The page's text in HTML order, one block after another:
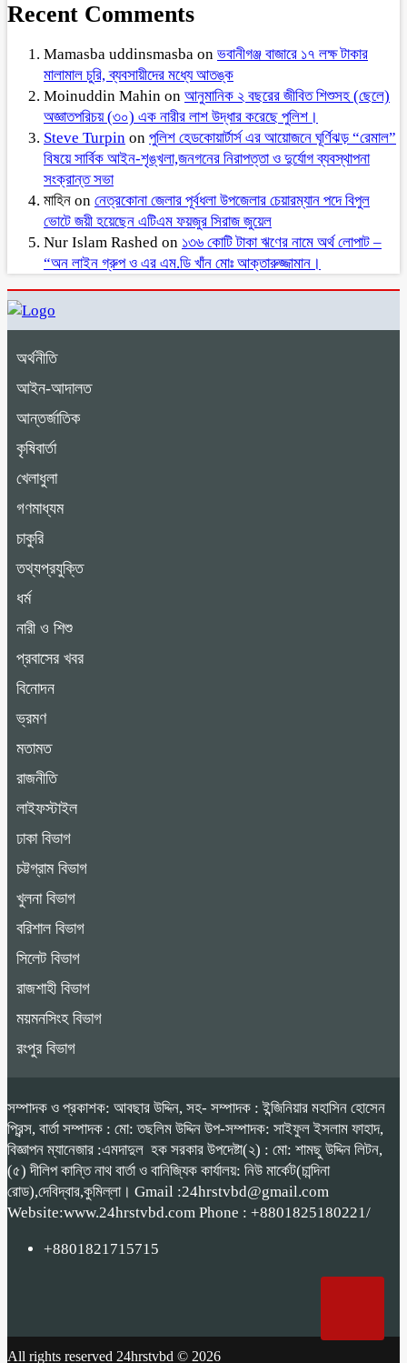
Recent Comments
Mamasba uddinsmasba on ভবানীগঞ্জ বাজারে ১৭ লক্ষ টাকার
মালামাল চুরি, ব্যবসায়ীদের মধ্যে আতঙ্ক
Moinuddin Mahin on আনুমানিক ২ বছরের জীবিত শিশুসহ (ছেলে)
অজ্ঞাতপরিচয় (৩০) এক নারীর লাশ উদ্ধার করেছে পুলিশ।
Steve Turpin on পুলিশ হেডকোয়ার্টার্স এর আয়োজনে ঘূর্ণিঝড় “রেমাল”
বিষয়ে সার্বিক আইন-শৃঙ্খলা,জনগনের নিরাপত্তা ও দুর্যোগ ব্যবস্থাপনা
সংক্রান্ত সভা
মাহিন on নেত্রকোনা জেলার পূর্বধলা উপজেলার চেয়ারম্যান পদে বিপুল
ভোটে জয়ী হয়েছেন এটিএম ফয়জুর সিরাজ জুয়েল
Nur Islam Rashed on ১৩৬ কোটি টাকা ঋণের নামে অর্থ লোপাট –
“অন লাইন গ্রুপ ও এর এম.ডি খাঁন মোঃ আক্তারুজ্জামান।
অর্থনীতি
আইন-আদালত
আন্তর্জাতিক
কৃষিবার্তা
খেলাধুলা
গণমাধ্যম
চাকুরি
তথ্যপ্রযুক্তি
ধর্ম
নারী ও শিশু
প্রবাসের খবর
বিনোদন
ভ্রমণ
মতামত
রাজনীতি
লাইফস্টাইল
ঢাকা বিভাগ
চট্টগ্রাম বিভাগ
খুলনা বিভাগ
বরিশাল বিভাগ
সিলেট বিভাগ
রাজশাহী বিভাগ
ময়মনসিংহ বিভাগ
রংপুর বিভাগ
সম্পাদক ও প্রকাশক: আবছার উদ্দিন, সহ- সম্পাদক : ইন্জিনিয়ার মহাসিন হোসেন
প্রিন্স, বার্তা সম্পাদক : মো: তছলিম উদ্দিন উপ-সম্পাদক: সাইফুল ইসলাম ফাহাদ,
বিজ্ঞাপন ম্যানেজার :এমদাদুল হক সরকার উপদেষ্টা(২) : মো: শামছু উদ্দিন লিটন,
(৫) দীলিপ কান্তি নাথ বার্তা ও বানিজ্যিক কার্যালয়: নিউ মার্কেট(চান্দিনা
রোড),দেবিদ্বার,কুমিল্লা। Gmail :24hrstvbd@gmail.com
Website:www.24hrstvbd.com Phone : +8801825180221/
+8801821715715
All rights reserved 24hrstvbd © 2026